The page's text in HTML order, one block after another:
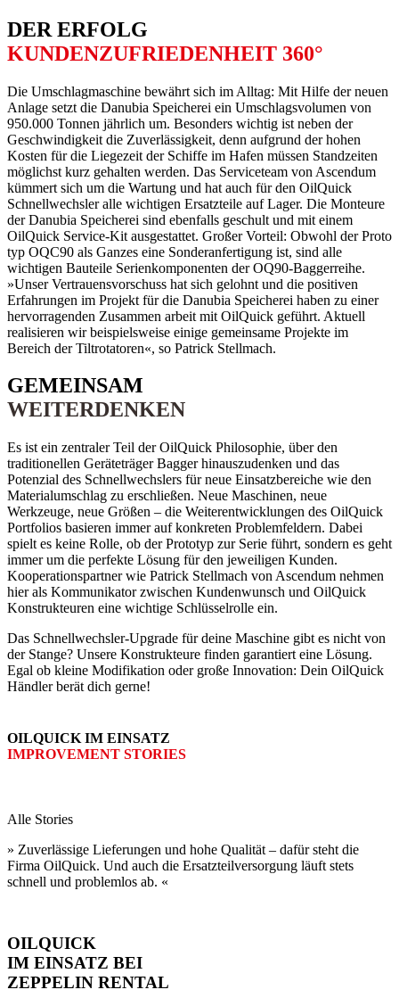
DER ERFOLG
KUNDEN­ZUFRIEDENHEIT 360°
Die Umschlagmaschine bewährt sich im Alltag: Mit Hilfe der neuen
Anlage setzt die Danubia Speicherei ein Umschlagsvolumen von
950.000 Tonnen jährlich um. Besonders wichtig ist neben der
Geschwindigkeit die Zuverlässigkeit, denn aufgrund der hohen
Kosten für die Liegezeit der Schiffe im Hafen müssen Standzeiten
möglichst kurz gehalten werden. Das Serviceteam von Ascendum
kümmert sich um die Wartung und hat auch für den OilQuick
Schnellwechsler alle wichtigen Ersatzteile auf Lager. Die Monteure
der Danubia Speicherei sind ebenfalls geschult und mit einem
OilQuick Service-Kit ausgestattet. Großer Vorteil: Obwohl der Proto
typ OQC90 als Ganzes eine Sonderanfertigung ist, sind alle
wichtigen Bauteile Serienkomponenten der OQ90-Baggerreihe.
»Unser Vertrauensvorschuss hat sich gelohnt und die positiven
Erfahrungen im Projekt für die Danubia Speicherei haben zu einer
hervorragenden Zusammen arbeit mit OilQuick geführt. Aktuell
realisieren wir beispielsweise einige gemeinsame Projekte im
Bereich der Tiltrotatoren«, so Patrick Stellmach.
GEMEINSAM
WEITERDENKEN
Es ist ein zentraler Teil der OilQuick Philosophie, über den
traditionellen Geräteträger Bagger hinauszudenken und das
Potenzial des Schnellwechslers für neue Einsatzbereiche wie den
Materialumschlag zu erschließen. Neue Maschinen, neue
Werkzeuge, neue Größen – die Weiterentwicklungen des OilQuick
Portfolios basieren immer auf konkreten Problemfeldern. Dabei
spielt es keine Rolle, ob der Prototyp zur Serie führt, sondern es geht
immer um die perfekte Lösung für den jeweiligen Kunden.
Kooperationspartner wie Patrick Stellmach von Ascendum nehmen
hier als Kommunikator zwischen Kundenwunsch und OilQuick
Konstrukteuren eine wichtige Schlüsselrolle ein.
Das Schnellwechsler-Upgrade für deine Maschine gibt es nicht von
der Stange? Unsere Konstrukteure finden garantiert eine Lösung.
Egal ob kleine Modifikation oder große Innovation: Dein OilQuick
Händler berät dich gerne!
OILQUICK IM EINSATZ
IMPROVEMENT STORIES
Alle Stories
» Zuverlässige Lieferungen und hohe Qualität – dafür steht die
Firma OilQuick. Und auch die Ersatzteil­versorgung läuft stets
schnell und problem­los ab. «
OILQUICK
IM EINSATZ BEI
ZEPPELIN RENTAL